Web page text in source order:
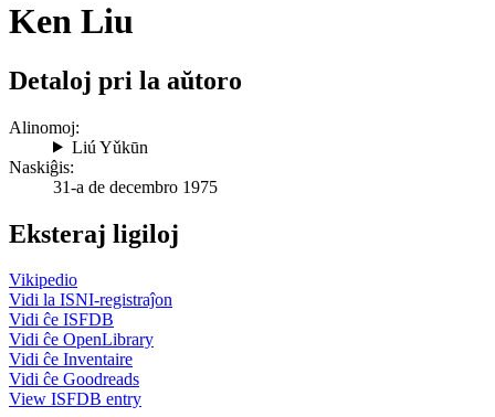
Ken Liu
Detaloj pri la aŭtoro
Alinomoj:
Liú Yǔkūn
Naskiĝis:
31-a de decembro 1975
Eksteraj ligiloj
Vikipedio
Vidi la ISNI-registraĵon
Vidi ĉe ISFDB
Vidi ĉe OpenLibrary
Vidi ĉe Inventaire
Vidi ĉe Goodreads
View ISFDB entry